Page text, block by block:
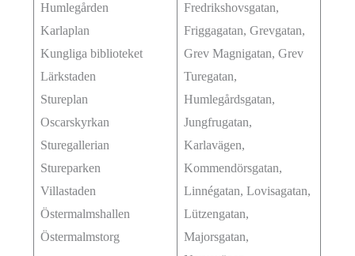
Humlegården
Karlaplan
Kungliga biblioteket
Lärkstaden
Stureplan
Oscarskyrkan
Sturegallerian
Stureparken
Villastaden
Östermalmshallen
Östermalmstorg
Fredrikshovsgatan,
Friggagatan, Grevgatan,
Grev Magnigatan, Grev
Turegatan,
Humlegårdsgatan,
Jungfrugatan,
Karlavägen,
Kommendörsgatan,
Linnégatan, Lovisagatan,
Lützengatan,
Majorsgatan,